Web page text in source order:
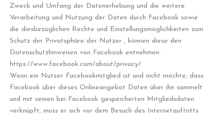
Zweck und Umfang der Datenerhebung und die weitere
Verarbeitung und Nutzung der Daten durch Facebook sowie
die diesbezüglichen Rechte und Einstellungsmöglichkeiten zum
Schutz der Privatsphäre der Nutzer , können diese den
Datenschutzhinweisen von Facebook entnehmen:
https://www.facebook.com/about/privacy/.
Wenn ein Nutzer Facebookmitglied ist und nicht möchte, dass
Facebook über dieses Onlineangebot Daten über ihn sammelt
und mit seinen bei Facebook gespeicherten Mitgliedsdaten
verknüpft, muss er sich vor dem Besuch des Internetauftritts